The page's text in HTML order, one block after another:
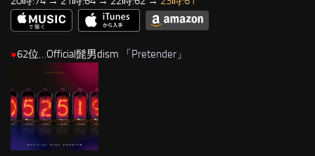
●62位…Official髭男dism 「Pretender 」